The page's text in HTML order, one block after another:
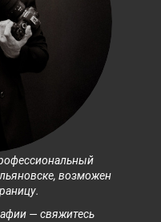
возможен
— свяжитесь